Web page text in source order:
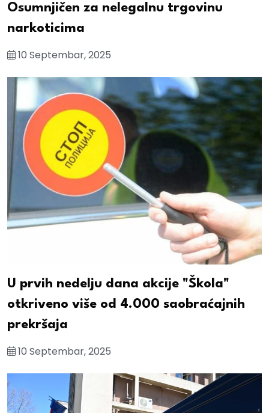
Osumnjičen za nelegalnu trgovinu
narkoticima
10 Septembar, 2025
U prvih nedelju dana akcije "Škola"
otkriveno više od 4.000 saobraćajnih
prekršaja
10 Septembar, 2025